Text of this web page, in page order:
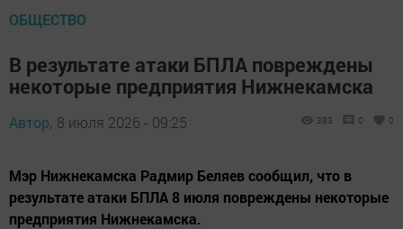
ОБЩЕСТВО
В результате атаки БПЛА повреждены
некоторые предприятия Нижнекамска
Автор, 8 июля 2026 - 09:25 383 0 0
Мэр Нижнекамска Радмир Беляев сообщил, что в
результате атаки БПЛА 8 июля повреждены некоторые
предприятия Нижнекамска.